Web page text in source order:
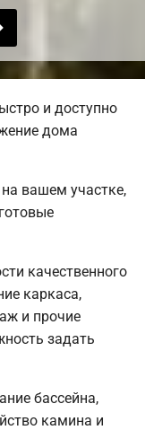
и доступно
дома
вашем участке,
качественного
каркаса,
и прочие
задать
бассейна,
камина и